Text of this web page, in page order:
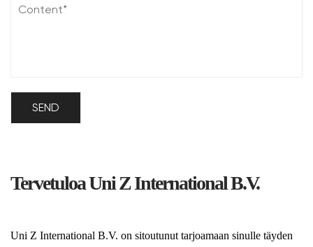
Tervetuloa Uni Z International B.V.
Uni Z International B.V. on sitoutunut tarjoamaan sinulle täyden